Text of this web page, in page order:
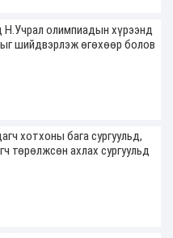
Н.Учрал олимпиадын хүрээнд
шийдвэрлэж өгөхөөр болов
хотхоны бага сургуульд,
төрөлжсөн ахлах сургуульд